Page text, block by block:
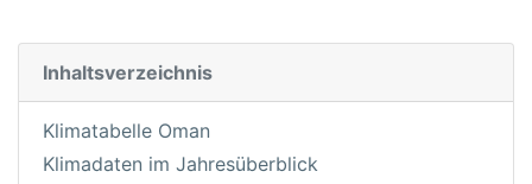
Inhaltsverzeichnis
Klimatabelle Oman
Klimadaten im Jahresüberblick